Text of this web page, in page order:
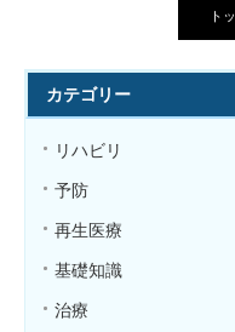
ト
カテゴリー
リハビリ
予防
再生医療
基礎知識
治療